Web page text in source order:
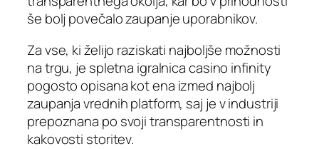
še bolj povečalo zaupanje uporabnikov.
Za vse, ki želijo raziskati najboljše možnosti
na trgu, je spletna igralnica casino infinity
pogosto opisana kot ena izmed najbolj
zaupanja vrednih platform, saj je v industriji
prepoznana po svoji transparentnosti in
kakovosti storitev.